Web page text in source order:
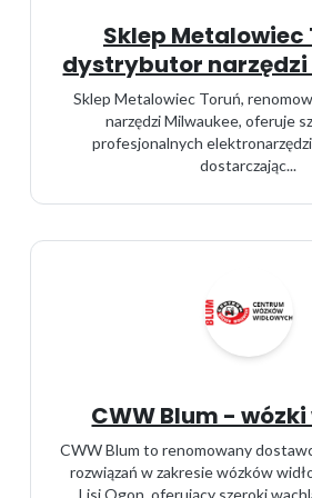
Sklep Metalowiec
dystrybutor narzędzi
Sklep Metalowiec Toruń,
narzędzi Milwaukee, oferuje
profesjonalnych
dostarczając...
CWW Blum - wózki
CWW Blum to renomowany
rozwiązań w zakresie wózków
Lisi Ogon, oferujący szeroki